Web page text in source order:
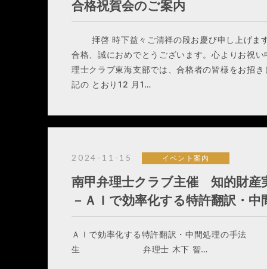
合格祝賀会のご案内
拝啓 時下益々ご清祥の段お慶び申し上げま
合格、誠におめでとうございます。心よりお祝
理士クラブ東海支部では、合格者の皆様をお招
記の とおり12 月1…
2024-11-15 イベント案内
南甲弁理士クラブ主催 知的財産
－ＡＩで効率化する特許翻訳・中
ＡＩで効率化する特許翻訳・中間処理の手
生 弁理士 木下 智…